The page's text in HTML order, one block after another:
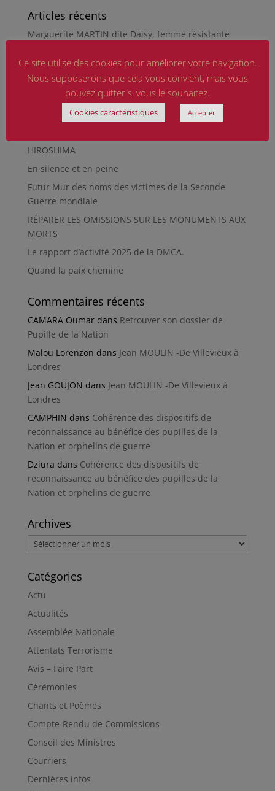
Articles récents
Marguerite MARTIN dite Daisy, femme résistante
d’aujourd’hui
Qu’est-ce qu’était le Sentier des Passeurs, durant la
Seconde Guerre mondiale, à Moussey ?
La revue « Entre les lignes » éditée par l’équipe du
HIROSHIMA
En silence et en peine
Futur Mur des noms des victimes de la Seconde
Guerre mondiale
RÉPARER LES OMISSIONS SUR LES MONUMENTS AUX
MORTS
Le rapport d’activité 2025 de la DMCA.
Quand la paix chemine
Commentaires récents
CAMARA Oumardans Retrouver son dossier de
Pupille de la Nation
Malou Lorenzon dans Jean MOULIN -De Villevieux à
Londres
Jean GOUJON dans Jean MOULIN -De Villevieux à
Londres
CAMPHIN dans Cohérence des dispositifs de
reconnaissance au bénéfice des pupilles de la
Nation et orphelins de guerre
Dziura dans Cohérence des dispositifs de
reconnaissance au bénéfice des pupilles de la
Nation et orphelins de guerre
Archives
Archives
Catégories
Actu
Actualités
Assemblée Nationale
Attentats Terrorisme
Avis – Faire Part
Cérémonies
Chants et Poèmes
Compte-Rendu de Commissions
Conseil des Ministres
Courriers
Dernières infos
Ce site utilise des cookies pour améliorer votre navigation.
Nous supposerons que cela vous convient, mais vous
pouvez quitter si vous le souhaitez.
Cookies caractéristiques Accepter